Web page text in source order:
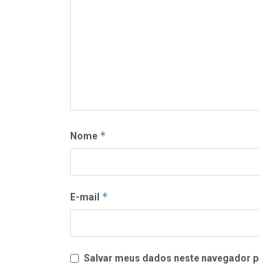
Nome *
E-mail *
Salvar meus dados neste navegador